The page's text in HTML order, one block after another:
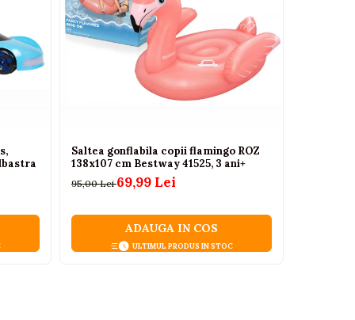
Saltea gonflabila copii flamingo ROZ
138x107 cm Bestway 41525, 3 ani+
95,00 Lei69,99 Lei
ADAUGA IN COS
ULTIMUL PRODUS IN STOC